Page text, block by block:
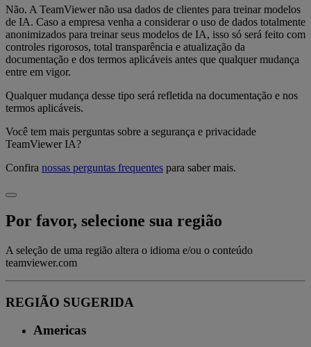
Não. A TeamViewer não usa dados de clientes para treinar modelos
de IA. Caso a empresa venha a considerar o uso de dados totalmente
anonimizados para treinar seus modelos de IA, isso só será feito com
controles rigorosos, total transparência e atualização da
documentação e dos termos aplicáveis antes que qualquer mudança
entre em vigor.
Qualquer mudança desse tipo será refletida na documentação e nos
termos aplicáveis.
Você tem mais perguntas sobre a segurança e privacidade
TeamViewer IA?
Confira nossas perguntas frequentes para saber mais.
Por favor, selecione sua região
A seleção de uma região altera o idioma e/ou o conteúdo
teamviewer.com
REGIÃO SUGERIDA
Americas